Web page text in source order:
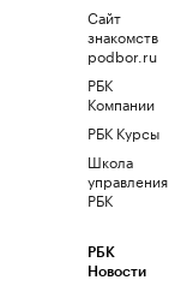
Сайт
знакомств
podbor.ru
РБК
Компании
РБК Курсы
Школа
управления
РБК
РБК
Новости